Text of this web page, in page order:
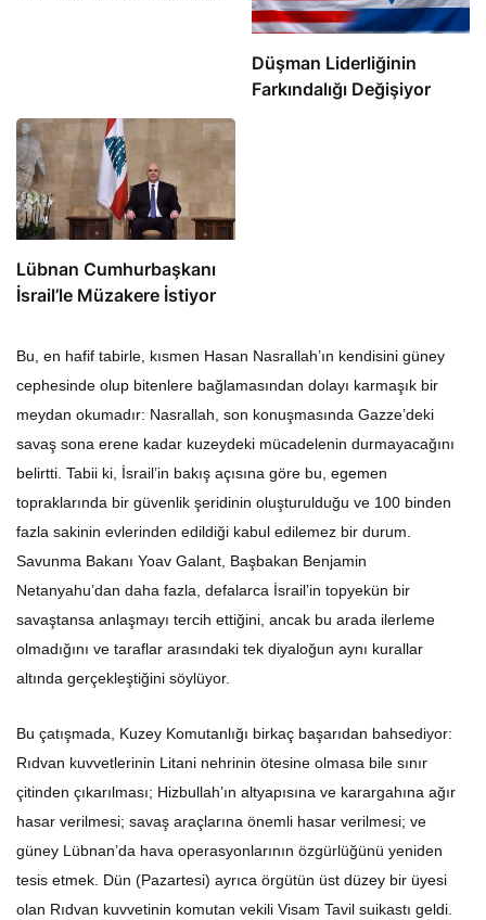
Düşman Liderliğinin
Farkındalığı Değişiyor
Lübnan Cumhurbaşkanı
İsrail’le Müzakere İstiyor
Bu, en hafif tabirle, kısmen Hasan Nasrallah’ın kendisini güney
cephesinde olup bitenlere bağlamasından dolayı karmaşık bir
meydan okumadır: Nasrallah, son konuşmasında Gazze’deki
savaş sona erene kadar kuzeydeki mücadelenin durmayacağını
belirtti. Tabii ki, İsrail’in bakış açısına göre bu, egemen
topraklarında bir güvenlik şeridinin oluşturulduğu ve 100 binden
fazla sakinin evlerinden edildiği kabul edilemez bir durum.
Savunma Bakanı Yoav Galant, Başbakan Benjamin
Netanyahu’dan daha fazla, defalarca İsrail’in topyekün bir
savaştansa anlaşmayı tercih ettiğini, ancak bu arada ilerleme
olmadığını ve taraflar arasındaki tek diyaloğun aynı kurallar
altında gerçekleştiğini söylüyor.
Bu çatışmada, Kuzey Komutanlığı birkaç başarıdan bahsediyor:
Rıdvan kuvvetlerinin Litani nehrinin ötesine olmasa bile sınır
çitinden çıkarılması; Hizbullah’ın altyapısına ve karargahına ağır
hasar verilmesi; savaş araçlarına önemli hasar verilmesi; ve
güney Lübnan’da hava operasyonlarının özgürlüğünü yeniden
tesis etmek. Dün (Pazartesi) ayrıca örgütün üst düzey bir üyesi
olan Rıdvan kuvvetinin komutan vekili Visam Tavil suikastı geldi.